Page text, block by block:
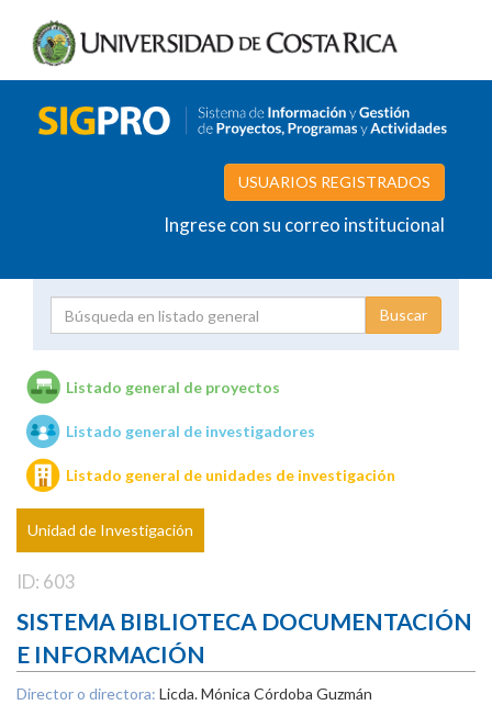
USUARIOS REGISTRADOS
Ingrese con su correo institucional
Unidades de investigación
Listado general de proyectos
Listado general de investigadores
Listado general de unidades de investigación
Unidad de Investigación
ID: 603
SISTEMA BIBLIOTECA DOCUMENTACIÓN
E INFORMACIÓN
Director o directora: Licda. Mónica Córdoba Guzmán